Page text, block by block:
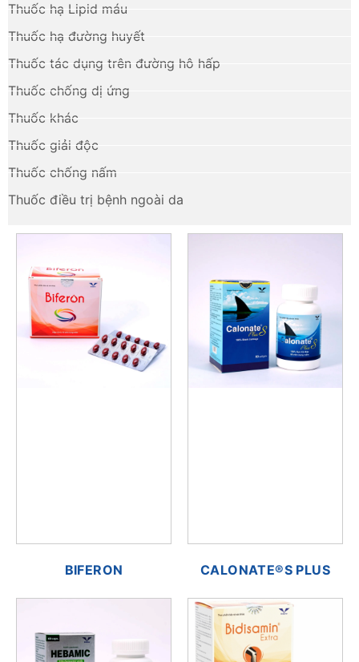
Thuốc hạ Lipid máu
Thuốc hạ đường huyết
Thuốc tác dụng trên đường hô hấp
Thuốc chống dị ứng
Thuốc khác
Thuốc giải độc
Thuốc chống nấm
Thuốc điều trị bệnh ngoài da
BIFERON CALONATE®S PLUS